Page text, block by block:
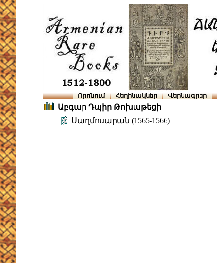
Որոնում Հեղինակներ Վերնագրեր
Աբգար Դպիր Թոխաթեցի
Սաղմոսարան (1565-1566)